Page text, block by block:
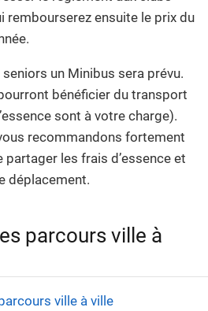
rembourserez ensuite le prix du
un Minibus sera prévu.
bénéficier du transport
sont à votre charge).
recommandons fortement
partager les frais d’essence et
déplacement.
parcours ville à
ville à ville